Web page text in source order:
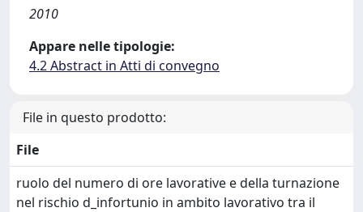
2010
Appare nelle tipologie:
4.2 Abstract in Atti di convegno
File in questo prodotto:
File
ruolo del numero di ore lavorative e della turnazione
nel rischio d_infortunio in ambito lavorativo tra il